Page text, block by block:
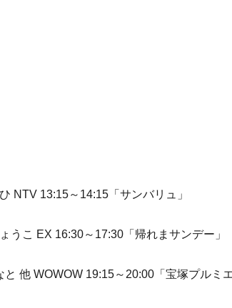
NTV 13:15～14:15「サンバリュ」
うこ EX 16:30～17:30「帰れまサンデー」
他 WOWOW 19:15～20:00「宝塚プルミ